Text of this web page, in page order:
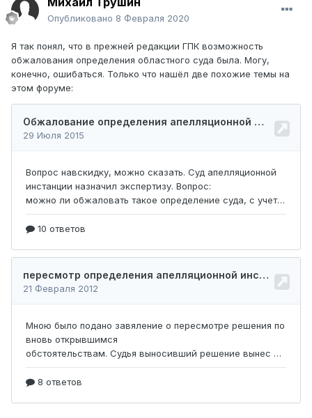
Опубликовано 8 Февраля 2020
Я так понял, что в прежней редакции ГПК возможность
обжалования определения областного суда была. Могу,
конечно, ошибаться. Только что нашёл две похожие темы на
этом форуме: